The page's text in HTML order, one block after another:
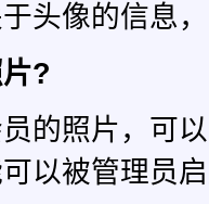
头像的信息
?
的照片，可
以被管理员